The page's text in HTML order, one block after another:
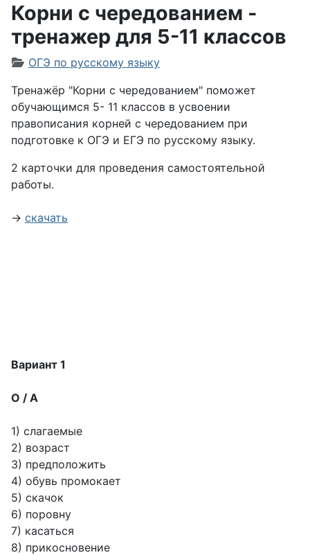
Корни с чередованием -
тренажер для 5-11 классов
Информация о материале
ОГЭ по русскому языку
Тренажёр "Корни с чередованием" поможет
обучающимся 5- 11 классов в усвоении
правописания корней с чередованием при
подготовке к ОГЭ и ЕГЭ по русскому языку.
2 карточки для проведения самостоятельной
работы.
→ скачать
Вариант 1
О / А
1) слагаемые
2) возраст
3) предположить
4) обувь промокает
5) скачок
6) поровну
7) касаться
8) прикосновение